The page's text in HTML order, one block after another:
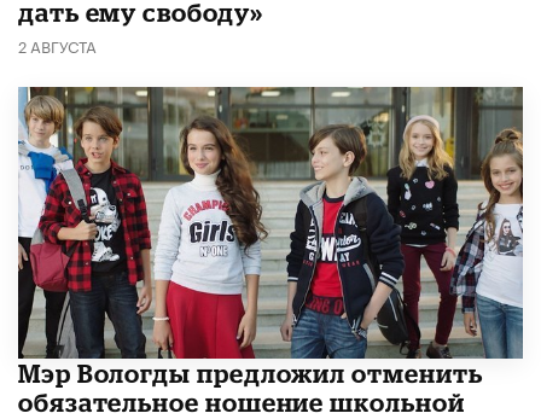
дать ему свободу»
2 АВГУСТА
Мэр Вологды предложил отменить
обязательное ношение школьной